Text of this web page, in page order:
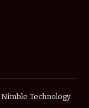
Nimble Technology.